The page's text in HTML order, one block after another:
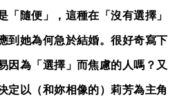
「隨便」，這種在「沒有選擇」
到她為何急於結婚。很好奇寫下
因為「選擇」而焦慮的人嗎？又
定以（和妳相像的）莉芳為主角